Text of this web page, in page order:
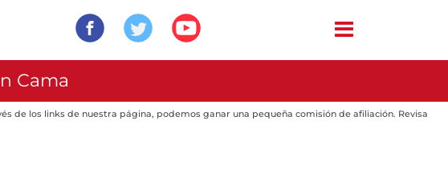
Cama
de los links de nuestra página, podemos ganar una pequeña comisión de afiliación. Revisa